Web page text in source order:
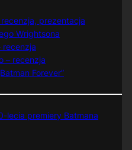
prezentacja
Wrightsona
recenzja
– recenzja
Forever”
lecia premiery Batmana